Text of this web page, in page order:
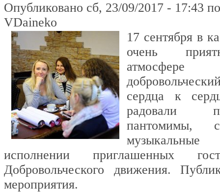
Опубликовано сб, 23/09/2017 - 17:43
VDaineko
17 сентября в
очень
сердца к
радовали
пантомимы,
исполнении приглашенных
Добровольческого движения.
мероприятия.